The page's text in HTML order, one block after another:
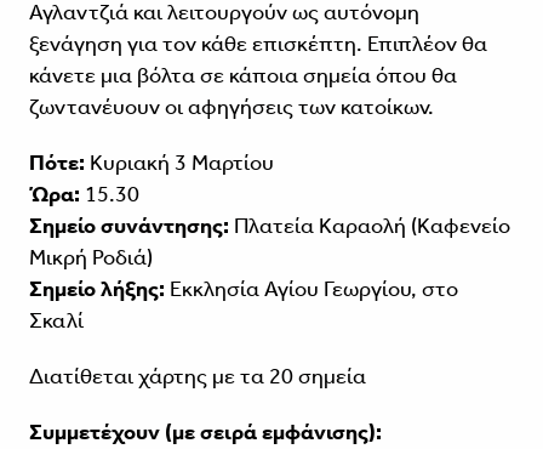
Αγλαντζιά και λειτουργούν ως αυτόνομη
ξενάγηση για τον κάθε επισκέπτη. Επιπλέον θα
κάνετε μια βόλτα σε κάποια σημεία όπου θα
ζωντανέυουν οι αφηγήσεις των κατοίκων.
Πότε: Κυριακή 3 Μαρτίου
Ώρα: 15.30
Σημείο συνάντησης: Πλατεία Καραολή (Καφενείο
Μικρή Ροδιά)
Σημείο λήξης: Εκκλησία Αγίου Γεωργίου, στο
Σκαλί
Διατίθεται χάρτης με τα 20 σημεία
Συμμετέχουν (με σειρά εμφάνισης):